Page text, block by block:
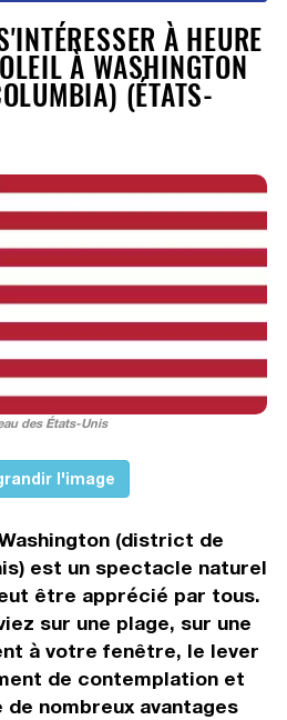
À HEURE
À WASHINGTON
(ÉTATS-
des États-Unis
l'image
(district de
est un spectacle naturel
être apprécié par tous.
sur une plage, sur une
à votre fenêtre, le lever
de contemplation et
nombreux avantages